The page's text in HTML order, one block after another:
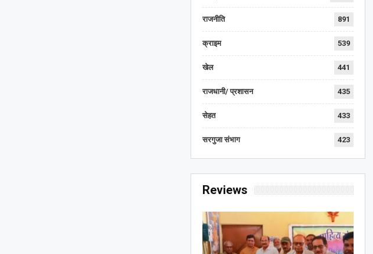
राजनीति 891
क्राइम 539
खेल 441
राजधानी/ प्रशासन 435
सेहत 433
सरगुजा संभाग 423
Reviews